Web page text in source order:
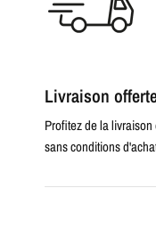
Livraison
Profitez de la
sans conditions